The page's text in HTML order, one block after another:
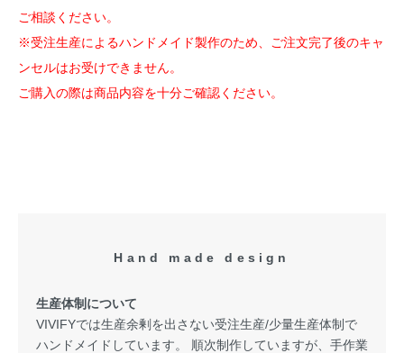
ご相談ください。
※受注生産によるハンドメイド製作のため、ご注文完了後のキャ
ンセルはお受けできません。
ご購入の際は商品内容を十分ご確認ください。
Hand made design
生産体制について
VIVIFYでは生産余剰を出さない受注生産/少量生産体制で
ハンドメイドしています。 順次制作していますが、手作業